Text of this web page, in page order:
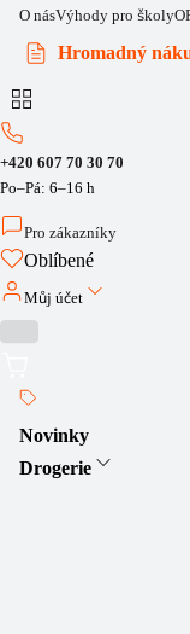
O násVýhody pro školy
Hromadný
+420 607 70 30 70
Po–Pá: 6–16 h
Pro zákazníky
Oblíbené
Můj účet
Novinky
Drogerie